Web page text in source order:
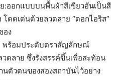
:ออกแบบบนพื้นผ้าสีเขียวอันเป็นสี
ดดเด่นด้วยลวดลาย “ดอกไอริส”
อง
พร้อมประดับตราสัญลักษณ์
วดลาย ซึ่งรังสรรค์ขึ้นเพื่อสะท้อน
ตัวตนของสองสถาบันไว้อย่าง